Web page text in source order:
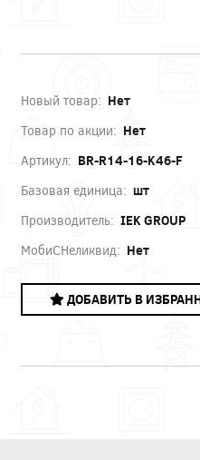
Новый товар: Нет
Товар по акции: Нет
Артикул: BR-R14-16-K46-F
Базовая единица: шт
Производитель: IEK GROUP
МобиСНеликвид: Нет
ДОБАВИТЬ В